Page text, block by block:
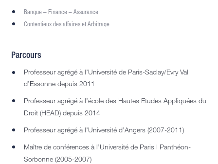
Banque – Finance – Assurance
Contentieux des affaires et Arbitrage
Parcours
Professeur agrégé à l’Université de Paris-Saclay/Evry Val
d’Essonne depuis 2011
Professeur agrégé à l’école des Hautes Etudes Appliquées du
Droit (HEAD) depuis 2014
Professeur agrégé à l’Université d’Angers (2007-2011)
Maître de conférences à l’Université de Paris I Panthéon-
Sorbonne (2005-2007)